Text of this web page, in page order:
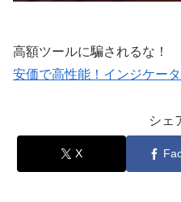
高額ツールに騙されるな！
安価で高性能！インジケータ
シェ
X